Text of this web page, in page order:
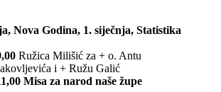
Nova Godina, 1. siječnja, Statistika
Ružica Milišić za + o. Antu
i + Ružu Galić
Misa za narod naše župe